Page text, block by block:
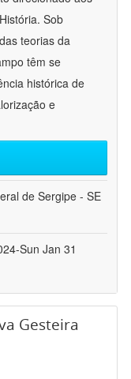
Sob
teorias da
têm se
histórica de
e
de Sergipe - SE
Sun Jan 31
Gesteira